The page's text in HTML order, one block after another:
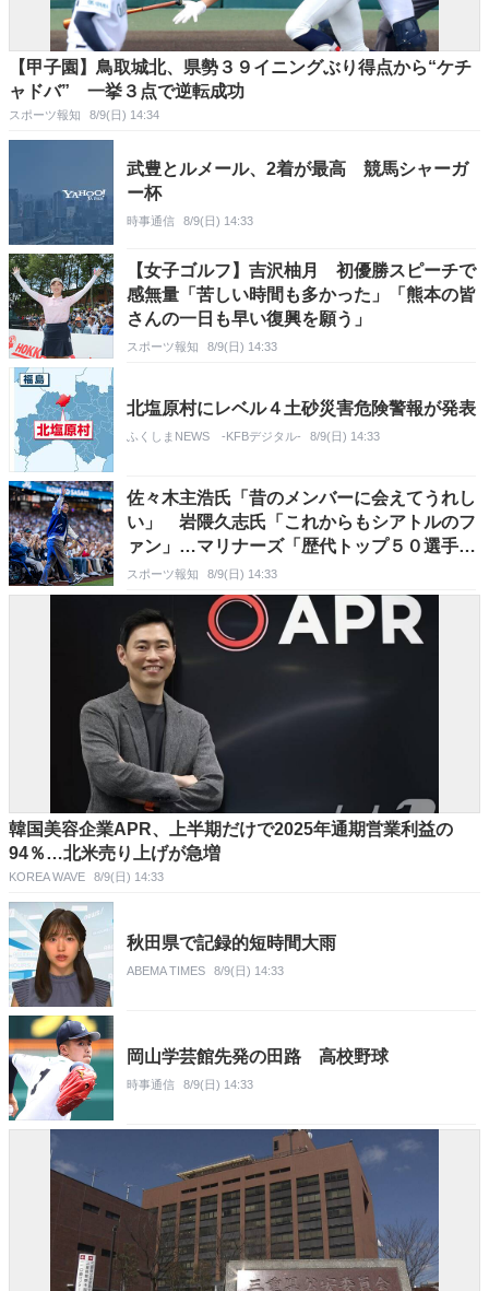
【甲子園】鳥取城北、県勢３９イニングぶり得点から“ケチ
ャドバ” 一挙３点で逆転成功
スポーツ報知 8/9(日) 14:34
武豊とルメール、2着が最高 競馬シャーガ
ー杯
時事通信 8/9(日) 14:33
【女子ゴルフ】吉沢柚月 初優勝スピーチで
感無量「苦しい時間も多かった」「熊本の皆
さんの一日も早い復興を願う」
スポーツ報知 8/9(日) 14:33
北塩原村にレベル４土砂災害危険警報が発表
ふくしまNEWS -KFBデジタル- 8/9(日) 14:33
佐々木主浩氏「昔のメンバーに会えてうれし
い」 岩隈久志氏「これからもシアトルのフ
ァン」…マリナーズ「歴代トップ５０選手」
にイチロー氏と日本から３選手選出
スポーツ報知 8/9(日) 14:33
韓国美容企業APR、上半期だけで2025年通期営業利益の
94％…北米売り上げが急増
KOREA WAVE 8/9(日) 14:33
秋田県で記録的短時間大雨
ABEMA TIMES 8/9(日) 14:33
岡山学芸館先発の田路 高校野球
時事通信 8/9(日) 14:33